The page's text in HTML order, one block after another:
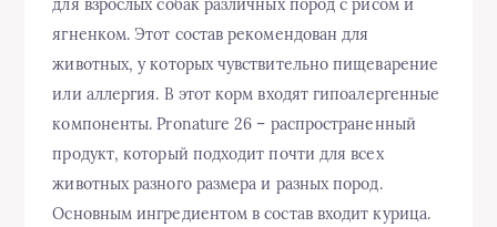
для взрослых собак различных пород с рисом и
ягненком. Этот состав рекомендован для
животных, у которых чувствительно пищеварение
или аллергия. В этот корм входят гипоалергенные
компоненты. Pronature 26 – распространенный
продукт, который подходит почти для всех
животных разного размера и разных пород.
Основным ингредиентом в состав входит курица.